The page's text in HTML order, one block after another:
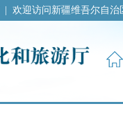
欢迎访问新疆维吾尔自